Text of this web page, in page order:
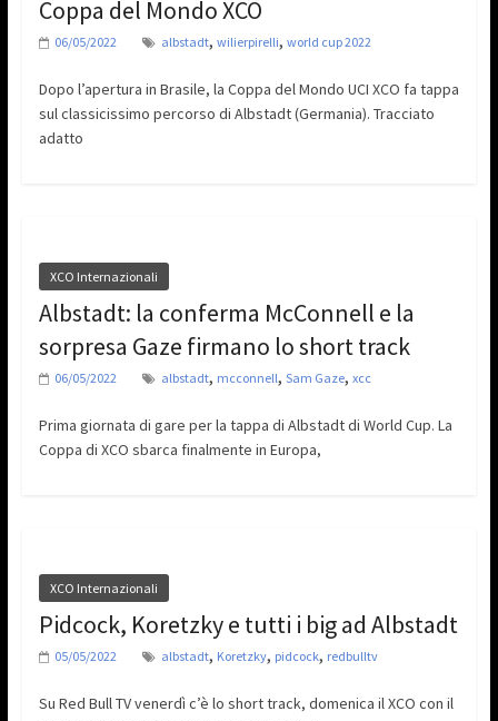
Coppa del Mondo XCO
06/05/2022 albstadt, wilierpirelli, world cup 2022
Dopo l’apertura in Brasile, la Coppa del Mondo UCI XCO fa tappa
sul classicissimo percorso di Albstadt (Germania). Tracciato
adatto
XCO Internazionali
Albstadt: la conferma McConnell e la
sorpresa Gaze firmano lo short track
06/05/2022 albstadt, mcconnell, Sam Gaze, xcc
Prima giornata di gare per la tappa di Albstadt di World Cup. La
Coppa di XCO sbarca finalmente in Europa,
XCO Internazionali
Pidcock, Koretzky e tutti i big ad Albstadt
05/05/2022 albstadt, Koretzky, pidcock, redbulltv
Su Red Bull TV venerdì c’è lo short track, domenica il XCO con il